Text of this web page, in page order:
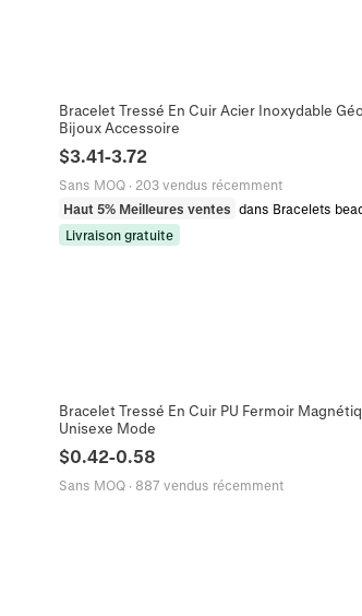
Bracelet Tressé En Cuir Acier Inoxydable
Bijoux Accessoire
$3.41-3.72
Sans MOQ· 203 vendus récemment
Haut 5% Meilleures ventes dans Bracelets
Livraison gratuite
Bracelet Tressé En Cuir PU Fermoir
Unisexe Mode
$0.42-0.58
Sans MOQ· 887 vendus récemment